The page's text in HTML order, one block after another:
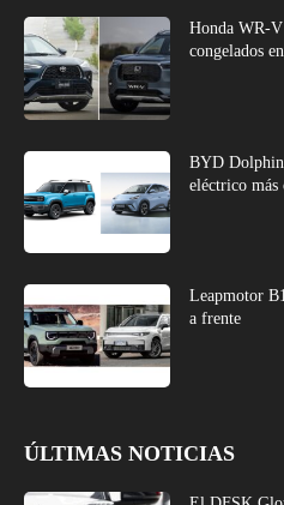
Honda WR-
congelados
BYD Dolphin
eléctrico más
Leapmotor
a frente
ÚLTIMAS NOTICIAS